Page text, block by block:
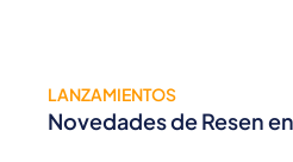
LANZAMIENTOS
Novedades de Resen